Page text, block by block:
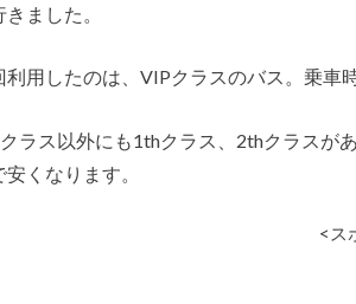
きました。
利用したのは、VIPクラスのバス。乗車
ラス以外にも1thクラス、2thクラスが
安くなります。
<ス